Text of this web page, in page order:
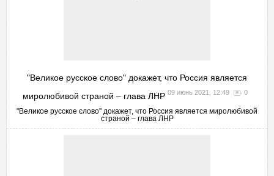
"Великое русское слово" докажет, что Россия является
миролюбивой страной – глава ЛНР 09 июнь 2021, 12:49 0
"Великое русское слово" докажет, что Россия является миролюбивой
страной – глава ЛНР